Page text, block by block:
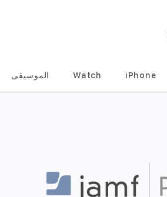
iPhone
Watch الموسيقى